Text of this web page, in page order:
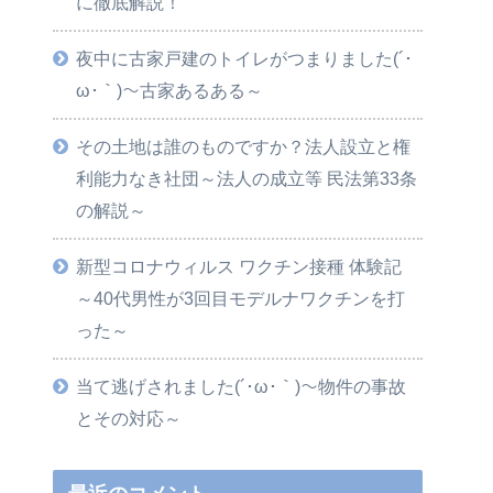
夜中に古家戸建のトイレがつまりました(´･
ω･｀)～古家あるある～
その土地は誰のものですか？法人設立と権
利能力なき社団～法人の成立等 民法第33条
の解説～
新型コロナウィルス ワクチン接種 体験記
～40代男性が3回目モデルナワクチンを打
った～
当て逃げされました(´･ω･｀)～物件の事故
とその対応～